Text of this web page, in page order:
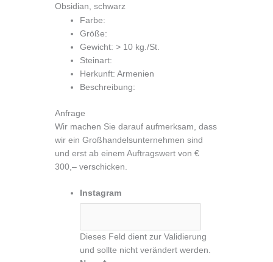
Obsidian, schwarz
Farbe:
Größe:
Gewicht: > 10 kg./St.
Steinart:
Herkunft: Armenien
Beschreibung:
Anfrage
Wir machen Sie darauf aufmerksam, dass
wir ein Großhandelsunternehmen sind
und erst ab einem Auftragswert von €
300,– verschicken.
Instagram
Dieses Feld dient zur Validierung
und sollte nicht verändert werden.